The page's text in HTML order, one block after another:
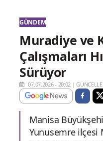
GÜNDEM
Muradiye ve
Çalışmaları
Sürüyor
07.07.2026 - 20:02 |
Manisa
Yunusemre ilçesi